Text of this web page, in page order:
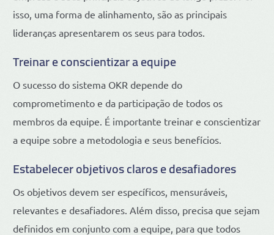
isso, uma forma de alinhamento, são as principais
lideranças apresentarem os seus para todos.
Treinar e conscientizar a equipe
O sucesso do sistema OKR depende do
comprometimento e da participação de todos os
membros da equipe. É importante treinar e conscientizar
a equipe sobre a metodologia e seus benefícios.
Estabelecer objetivos claros e desafiadores
Os objetivos devem ser específicos, mensuráveis,
relevantes e desafiadores. Além disso, precisa que sejam
definidos em conjunto com a equipe, para que todos